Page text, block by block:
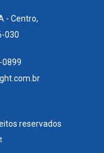
- Centro,
030
0899
reservados